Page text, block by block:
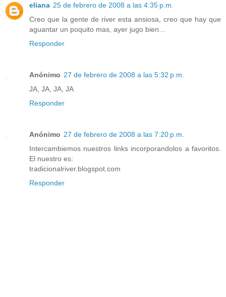
eliana 25 de febrero de 2008 a las 4:35 p.m.
Creo que la gente de river esta ansiosa, creo que hay que
aguantar un poquito mas, ayer jugo bien...
Responder
Anónimo 27 de febrero de 2008 a las 5:32 p.m.
JA, JA, JA, JA
Responder
Anónimo 27 de febrero de 2008 a las 7:20 p.m.
Intercambiemos nuestros links incorporandolos a favoritos.
El nuestro es:
tradicionalriver.blogspot.com
Responder